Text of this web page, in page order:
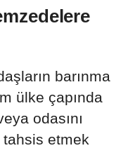
barınma
ülke çapında
odasını
etmek